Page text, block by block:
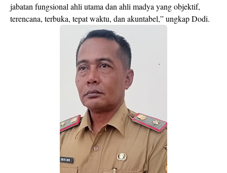
jabatan fungsional ahli utama dan ahli madya yang objektif,
terencana, terbuka, tepat waktu, dan akuntabel,” ungkap Dodi.